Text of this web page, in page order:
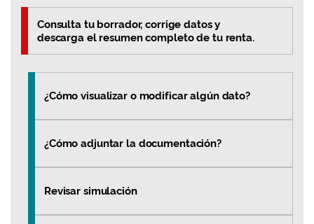
Consulta tu borrador, corrige datos y
descarga el resumen completo de tu renta.
¿Cómo visualizar o modificar algún dato?
¿Cómo adjuntar la documentación?
Revisar simulación